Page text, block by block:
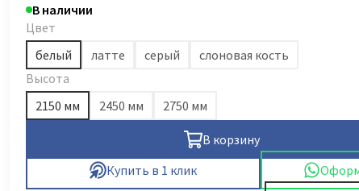
В наличии
Цвет
белый
латте серый
слоновая кость
Высота
2150 мм
2450 мм 2750 мм
В корзину
Купить в 1 клик